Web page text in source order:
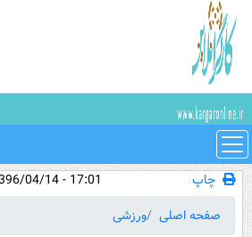
چاپ
17:01 - 1396/04/14
صفحه اصلی
ورزشی